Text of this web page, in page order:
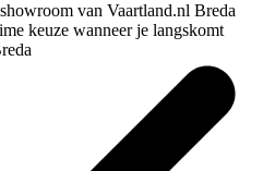
van Vaartland.nl Breda
keuze wanneer je langskomt